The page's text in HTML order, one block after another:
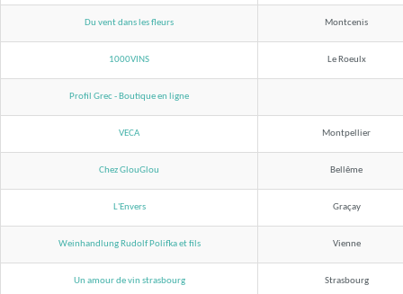
Du vent dans les fleurs Montcenis
1000VINS Le Roeulx
Profil Grec - Boutique en ligne
VECA Montpellier
Chez GlouGlou Bellême
L'Envers Graçay
Weinhandlung Rudolf Polifka et fils Vienne
Un amour de vin strasbourg Strasbourg